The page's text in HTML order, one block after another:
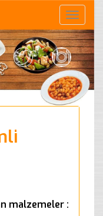
Toggle
malzemeler :